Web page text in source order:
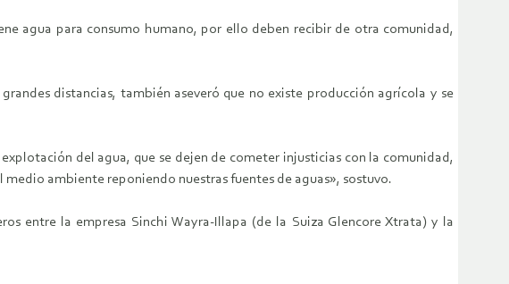
agua para consumo humano, por ello deben recibir de otra comunidad,
distancias, también aseveró que no existe producción agrícola y se
del agua, que se dejen de cometer injusticias con la comunidad,
ambiente reponiendo nuestras fuentes de aguas», sostuvo.
entre la empresa Sinchi Wayra-Illapa (de la Suiza Glencore Xtrata) y la